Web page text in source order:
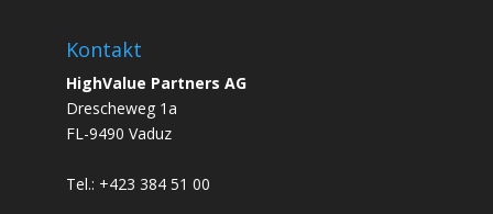
Kontakt
HighValue Partners AG
Drescheweg 1a
FL-9490 Vaduz
Tel.: +423 384 51 00